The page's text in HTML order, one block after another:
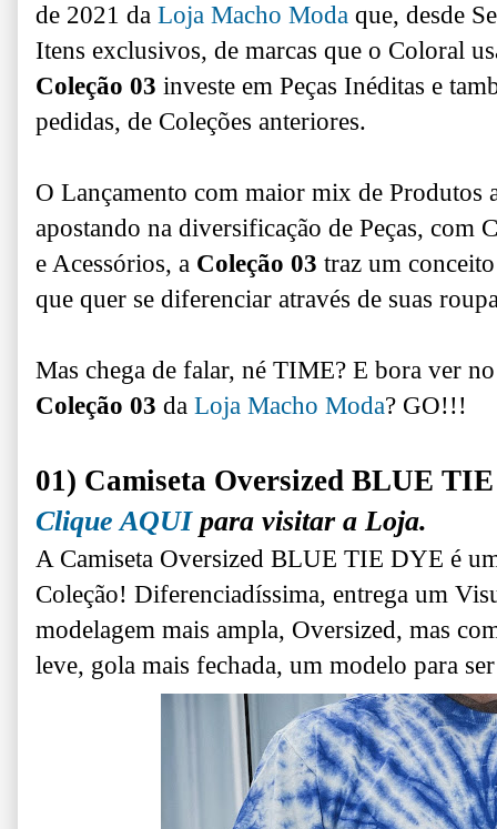
de 2021 da Loja Macho Moda que, desde
Itens exclusivos, de marcas que o Coloral
Coleção 03 investe em Peças Inéditas e
pedidas, de Coleções anteriores.
O Lançamento com maior mix de Produtos
apostando na diversificação de Peças, com
e Acessórios, a Coleção 03 traz um
que quer se diferenciar através de suas
Mas chega de falar, né TIME? E bora ver no
Coleção 03 da Loja Macho Moda? GO!!!
01) Camiseta Oversized BLUE
Clique AQUIpara visitar a Loja.
A Camiseta Oversized BLUE TIE DYE é
Coleção! Diferenciadíssima, entrega um
modelagem mais ampla, Oversized, mas
leve, gola mais fechada, um modelo para